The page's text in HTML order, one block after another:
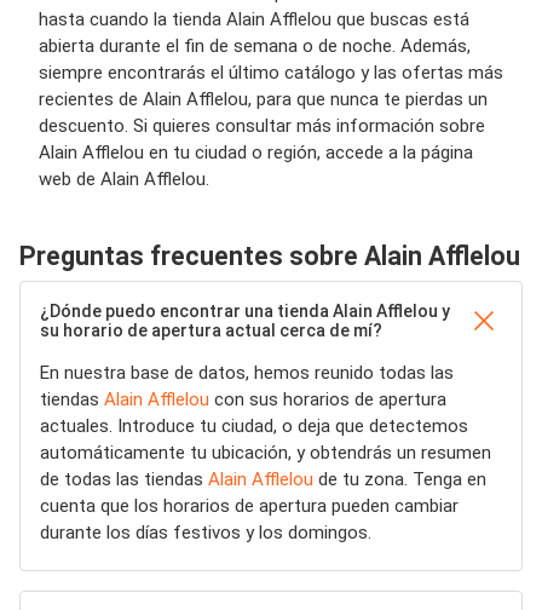
hasta cuando la tienda Alain Afflelou que buscas está
abierta durante el fin de semana o de noche. Además,
siempre encontrarás el último catálogo y las ofertas más
recientes de Alain Afflelou, para que nunca te pierdas un
descuento. Si quieres consultar más información sobre
Alain Afflelou en tu ciudad o región, accede a la página
web de Alain Afflelou.
Preguntas frecuentes sobre Alain Afflelou
¿Dónde puedo encontrar una tienda Alain Afflelou y
su horario de apertura actual cerca de mí?
En nuestra base de datos, hemos reunido todas las
tiendas Alain Afflelou con sus horarios de apertura
actuales. Introduce tu ciudad, o deja que detectemos
automáticamente tu ubicación, y obtendrás un resumen
de todas las tiendas Alain Afflelou de tu zona. Tenga en
cuenta que los horarios de apertura pueden cambiar
durante los días festivos y los domingos.